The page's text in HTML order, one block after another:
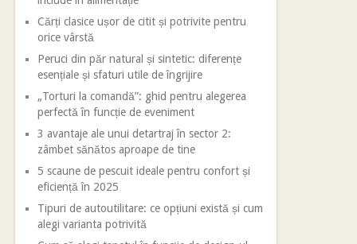
Cărți clasice ușor de citit și potrivite pentru
orice vârstă
Peruci din păr natural și sintetic: diferențe
esențiale și sfaturi utile de îngrijire
„Torturi la comandă”: ghid pentru alegerea
perfectă în funcție de eveniment
3 avantaje ale unui detartraj în sector 2:
zâmbet sănătos aproape de tine
5 scaune de pescuit ideale pentru confort și
eficiență în 2025
Tipuri de autoutilitare: ce opțiuni există și cum
alegi varianta potrivită